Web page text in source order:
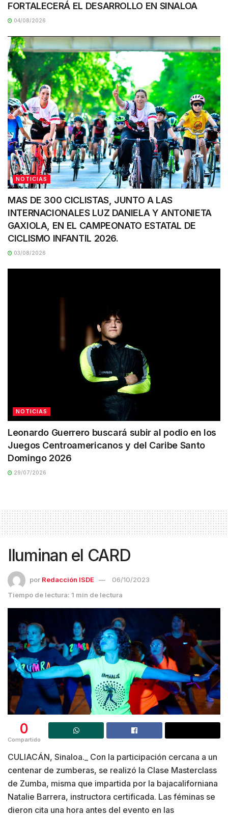
FORTALECERÁ EL DESARROLLO EN SINALOA
04/08/2026
NOTICIAS
MAS DE 300 CICLISTAS, JUNTO A LAS
INTERNACIONALES LUZ DANIELA Y ANTONIETA
GAXIOLA, EN EL CAMPEONATO ESTATAL DE
CICLISMO INFANTIL 2026.
03/08/2026
NOTICIAS
Leonardo Guerrero buscará subir al podio en los
Juegos Centroamericanos y del Caribe Santo
Domingo 2026
29/07/2026
Iluminan el CARD
por Redacción ISDE
06/10/2023
Tiempo de lectura: 1 min de lectura
0
Compartido
CULIACÁN, Sinaloa._ Con la participación cercana a un
centenar de zumberas, se realizó la Clase Masterclass
de Zumba, misma que impartida por la bajacaliforniana
Natalie Barrera, instructora certificada. Las féminas se
dieron cita una hora antes del evento en las